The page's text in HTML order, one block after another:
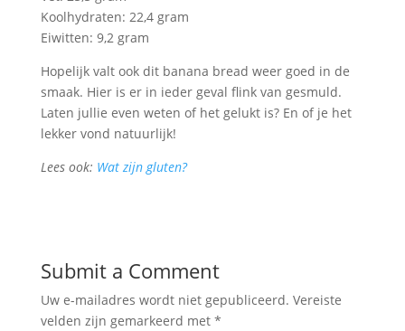
Koolhydraten: 22,4 gram
Eiwitten: 9,2 gram
Hopelijk valt ook dit banana bread weer goed in de
smaak. Hier is er in ieder geval flink van gesmuld.
Laten jullie even weten of het gelukt is? En of je het
lekker vond natuurlijk!
Lees ook: Wat zijn gluten?
Submit a Comment
Uw e-mailadres wordt niet gepubliceerd. Vereiste
velden zijn gemarkeerd met *